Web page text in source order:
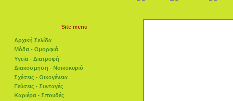
Site menu
Αρχική Σελίδα
Μόδα - Ομορφιά
Υγεία - Διατροφή
Διακόσμηση - Νοικοκυριό
Σχέσεις - Οικογένεια
Γεύσεις - Συνταγές
Καριέρα - Σπουδές